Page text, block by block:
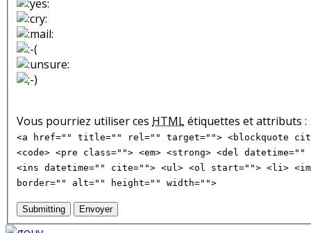
Vous pourriez utiliser ces HTMLétiquettes et attributs :
<a href="" title="" rel="" target=""> <blockquote
<code> <pre class=""> <em> <strong> <del
<ins datetime="" cite=""> <ul> <ol start=""> <li>
border="" alt="" height="" width="">
Submitting Envoyer